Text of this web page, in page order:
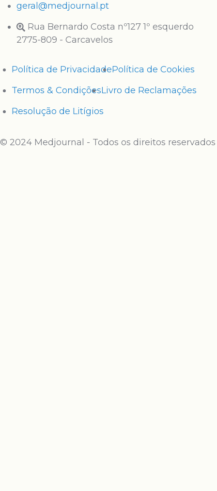
geral@medjournal.pt
Rua Bernardo Costa nº127 1º esquerdo
2775-809 - Carcavelos
Política de PrivacidadePolítica de Cookies
Termos & CondiçõesLivro de Reclamações
Resolução de Litígios
© 2024 Medjournal - Todos os direitos reservados